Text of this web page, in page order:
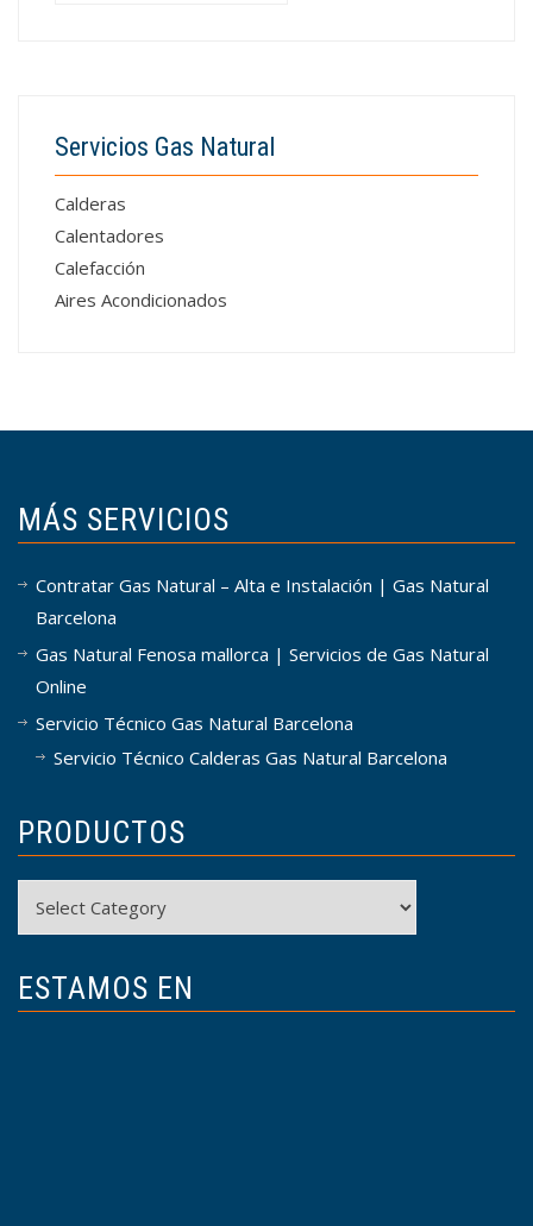
Servicios Gas Natural
Calderas
Calentadores
Calefacción
Aires Acondicionados
MÁS SERVICIOS
Contratar Gas Natural – Alta e Instalación | Gas Natural
Barcelona
Gas Natural Fenosa mallorca | Servicios de Gas Natural
Online
Servicio Técnico Gas Natural Barcelona
Servicio Técnico Calderas Gas Natural Barcelona
PRODUCTOS
ESTAMOS EN